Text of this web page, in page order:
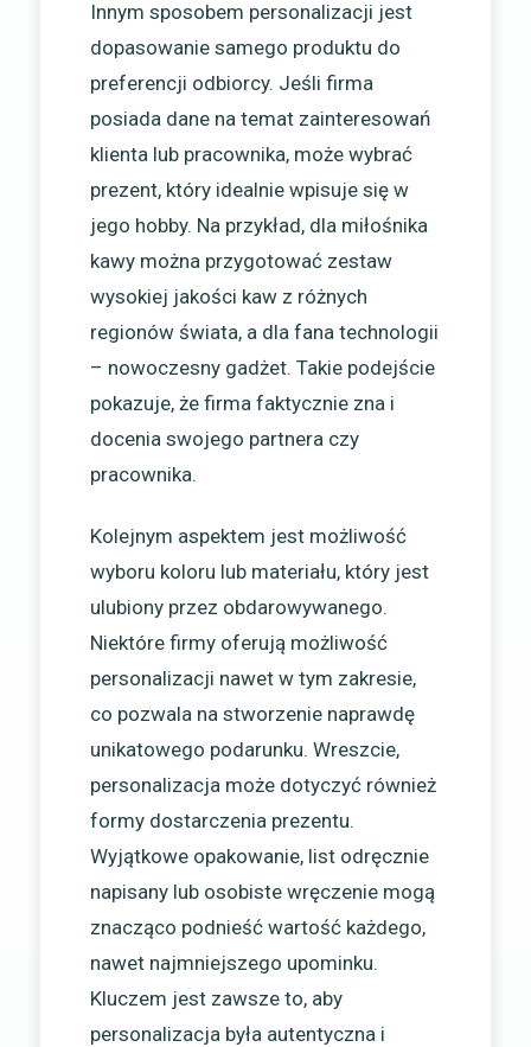
Innym sposobem personalizacji jest
dopasowanie samego produktu do
preferencji odbiorcy. Jeśli firma
posiada dane na temat zainteresowań
klienta lub pracownika, może wybrać
prezent, który idealnie wpisuje się w
jego hobby. Na przykład, dla miłośnika
kawy można przygotować zestaw
wysokiej jakości kaw z różnych
regionów świata, a dla fana technologii
– nowoczesny gadżet. Takie podejście
pokazuje, że firma faktycznie zna i
docenia swojego partnera czy
pracownika.
Kolejnym aspektem jest możliwość
wyboru koloru lub materiału, który jest
ulubiony przez obdarowywanego.
Niektóre firmy oferują możliwość
personalizacji nawet w tym zakresie,
co pozwala na stworzenie naprawdę
unikatowego podarunku. Wreszcie,
personalizacja może dotyczyć również
formy dostarczenia prezentu.
Wyjątkowe opakowanie, list odręcznie
napisany lub osobiste wręczenie mogą
znacząco podnieść wartość każdego,
nawet najmniejszego upominku.
Kluczem jest zawsze to, aby
personalizacja była autentyczna i